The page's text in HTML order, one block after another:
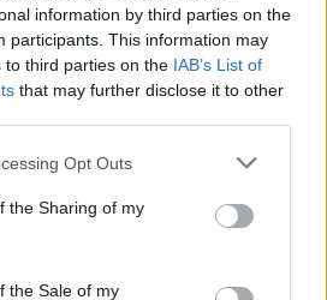
information by third parties on the
participants. This information may
to third parties on the IAB’s List of
that may further disclose it to other
app uses one or more Google
usage behaviour. You may click to
Google and its third-party tags to
specified purposes in below Google
Opt Outs
the Sharing of my
the Sale of my